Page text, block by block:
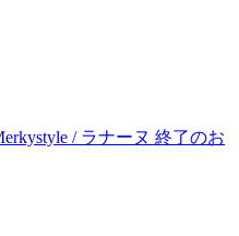
/ ラナーヌ 終了のお